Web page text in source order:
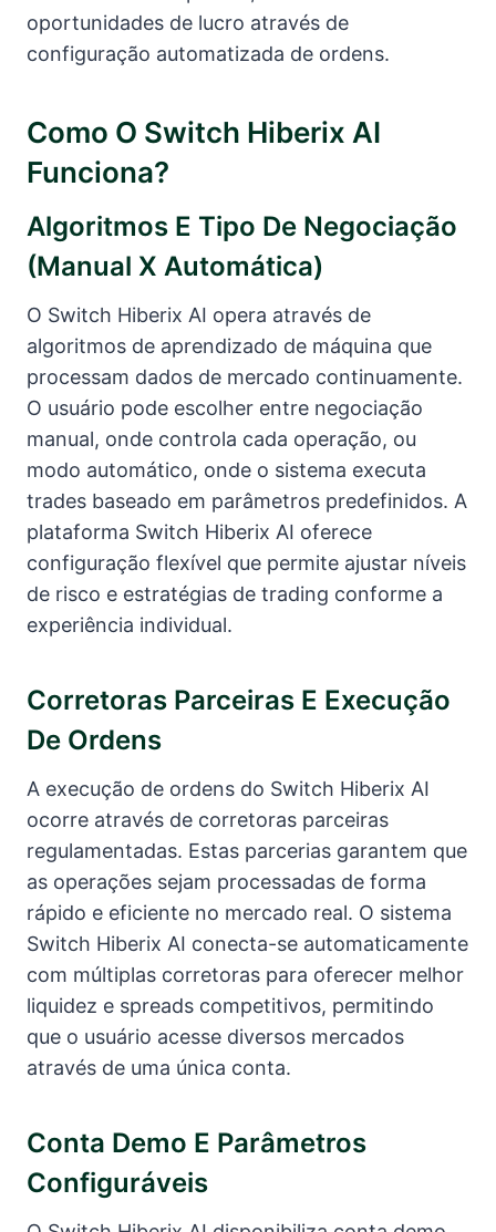
oportunidades de lucro através de
configuração automatizada de ordens.
Como O Switch Hiberix AI
Funciona?
Algoritmos E Tipo De Negociação
(manual X Automática)
O Switch Hiberix AI opera através de
algoritmos de aprendizado de máquina que
processam dados de mercado continuamente.
O usuário pode escolher entre negociação
manual, onde controla cada operação, ou
modo automático, onde o sistema executa
trades baseado em parâmetros predefinidos. A
plataforma Switch Hiberix AI oferece
configuração flexível que permite ajustar níveis
de risco e estratégias de trading conforme a
experiência individual.
Corretoras Parceiras E Execução
De Ordens
A execução de ordens do Switch Hiberix AI
ocorre através de corretoras parceiras
regulamentadas. Estas parcerias garantem que
as operações sejam processadas de forma
rápido e eficiente no mercado real. O sistema
Switch Hiberix AI conecta-se automaticamente
com múltiplas corretoras para oferecer melhor
liquidez e spreads competitivos, permitindo
que o usuário acesse diversos mercados
através de uma única conta.
Conta Demo E Parâmetros
Configuráveis